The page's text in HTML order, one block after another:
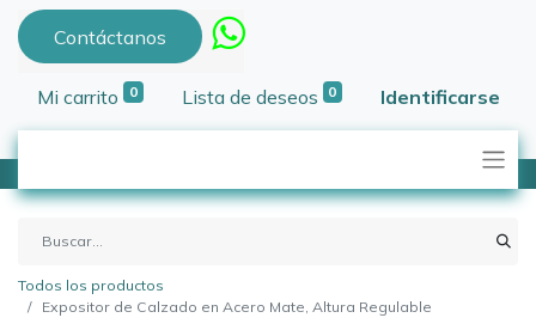
Contáctanos
Mi carrito 0 Lista de deseos 0 Identificarse
Todos los productos
Expositor de Calzado en Acero Mate, Altura Regulable